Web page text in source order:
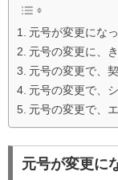
元号が変更にな
元号の変更に、
元号の変更で、
元号の変更で、
元号の変更で、
元号が変更に